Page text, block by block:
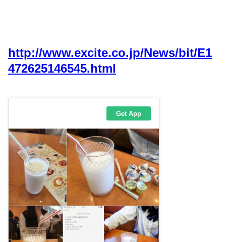
http://www.excite.co.jp/News/bit/E1
472625146545.html